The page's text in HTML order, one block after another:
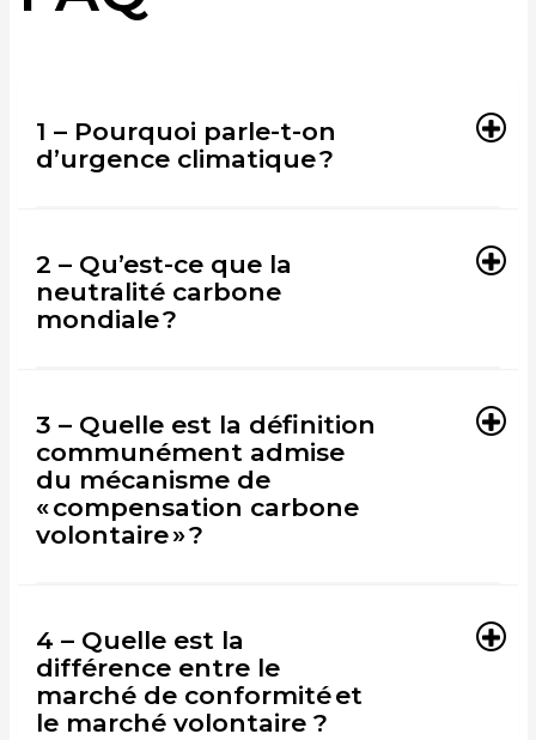
1 – Pourquoi parle-t-on
d’urgence climatique ?
2 – Qu’est-ce que la
neutralité carbone
mondiale ?
3 – Quelle est la définition
communément admise
du mécanisme de
« compensation carbone
volontaire » ?
4 – Quelle est la
différence entre le
marché de conformité et
le marché volontaire ?